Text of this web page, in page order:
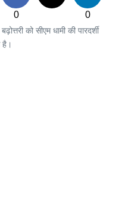
0
0
को सीएम धामी की पारदर्शी
है।